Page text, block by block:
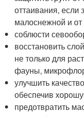
оттаивания, если
малоснежной и
соблюсти
восстановить
не только для
фауны,
улучшить
обеспечив
предотвратить